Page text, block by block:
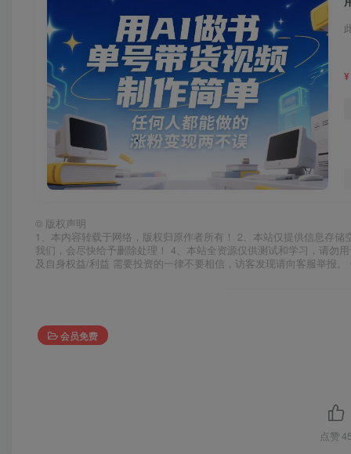
¥
© 版权声明
1、本内容转载于网络，版权归原作者所有！ 2、本站仅提供信息存
我们，会尽快给予删除处理！ 4、本站全资源仅供测试和学习，请勿
及自身权益/利益 需要投资的一律不要相信，访客发现请向客服举报
会员免费
点赞